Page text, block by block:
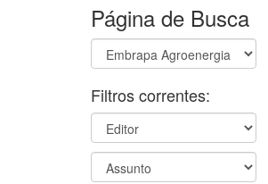
Página de Busca
Filtros correntes: